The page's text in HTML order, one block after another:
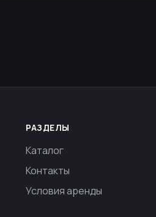
РАЗДЕЛЫ
Каталог
Контакты
Условия аренды